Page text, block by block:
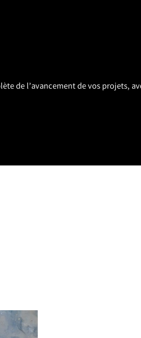
de l’avancement de vos